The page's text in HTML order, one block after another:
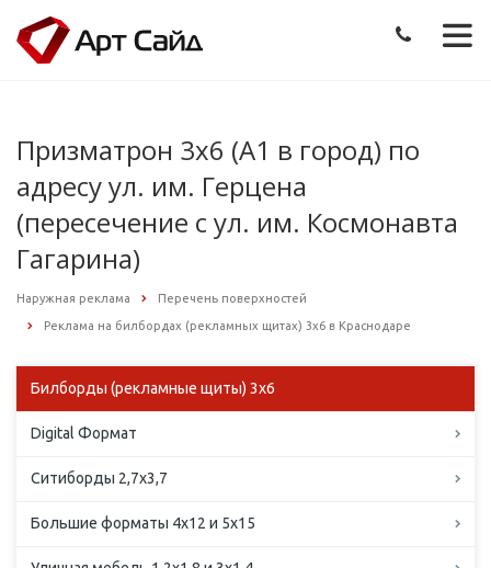
Призматрон 3х6 (А1 в город) по
адресу ул. им. Герцена
(пересечение с ул. им. Космонавта
Гагарина)
Наружная реклама Перечень поверхностей
Реклама на билбордах (рекламных щитах) 3х6 в Краснодаре
Билборды (рекламные щиты) 3х6
Digital Формат
Ситиборды 2,7х3,7
Большие форматы 4х12 и 5х15